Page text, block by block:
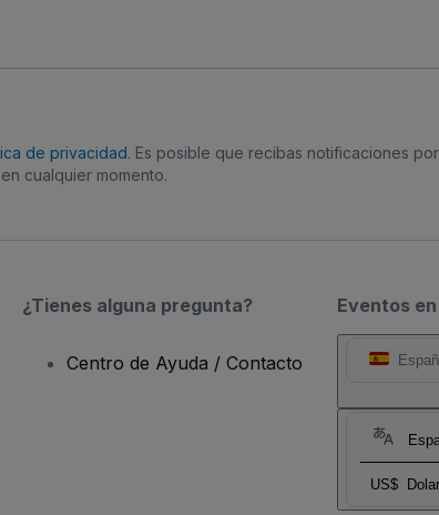
de privacidad. Es posible que recibas notificaciones
cualquier momento.
Eventos
US$
¿Tienes alguna pregunta?
Centro de Ayuda / Contacto